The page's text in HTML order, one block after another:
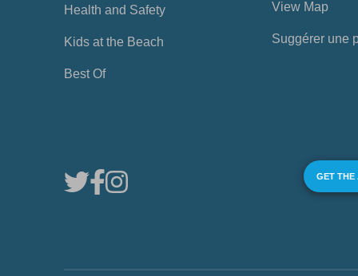
Health and Safety
Kids at the Beach
Best Of
View Map
Suggérer une
GET THE